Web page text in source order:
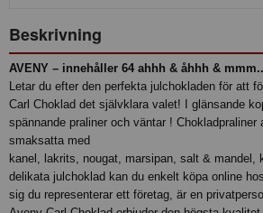
Beskrivning
AVENY – innehåller 64 ahhh & åhhh &
Letar du efter den perfekta julchokladen för att
Carl Choklad det självklara valet! I glänsande
spännande praliner och väntar !
smaksatta med
kanel, lakrits, nougat, marsipan, salt & mandel,
delikata julchoklad kan du enkelt köpa online
sig du representerar ett företag, är en